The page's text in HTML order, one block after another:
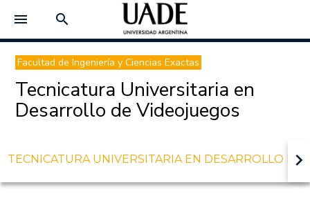
menu search
Facultad de Ingeniería y Ciencias Exactas
Tecnicatura Universitaria en
Desarrollo de Videojuegos
TECNICATURA UNIVERSITARIA EN DESARROLLO DE
keyboard_arrow_right